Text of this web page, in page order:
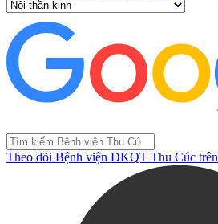
Theo dõi Bệnh viện ĐKQT Thu Cúc trên